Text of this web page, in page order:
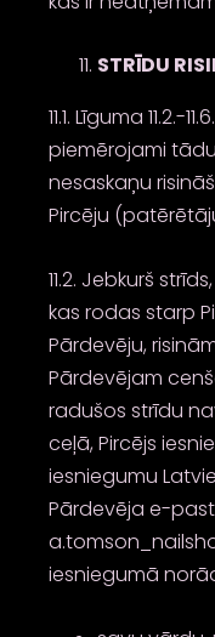
STRĪDU
11.1. Līguma 11.2.-
piemērojami
nesaskaņu
Pircēju
11.2. Jebkurš
kas rodas starp
Pārdevēju,
Pārdevējam
radušos strīdu
ceļā, Pircējs
iesniegumu
Pārdevēja e-
iesniegumā